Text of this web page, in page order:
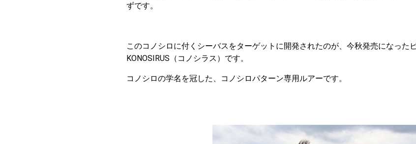
ずです。
このコノシロに付くシーバスをターゲットに開発されたのが、今秋発売になった
KONOSIRUS（コノシラス）です。
コノシロの学名を冠した、コノシロパターン専用ルアーです。